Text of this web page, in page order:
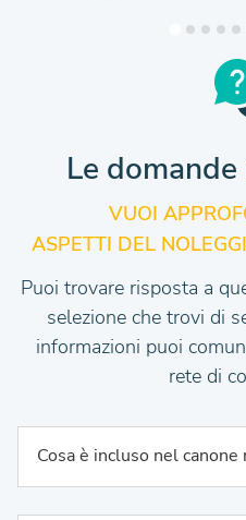
Le
VUOI
ASPETTI DEL
Puoi trovare risposta a
selezione che trovi di
informazioni puoi
rete di
Cosa è incluso nel